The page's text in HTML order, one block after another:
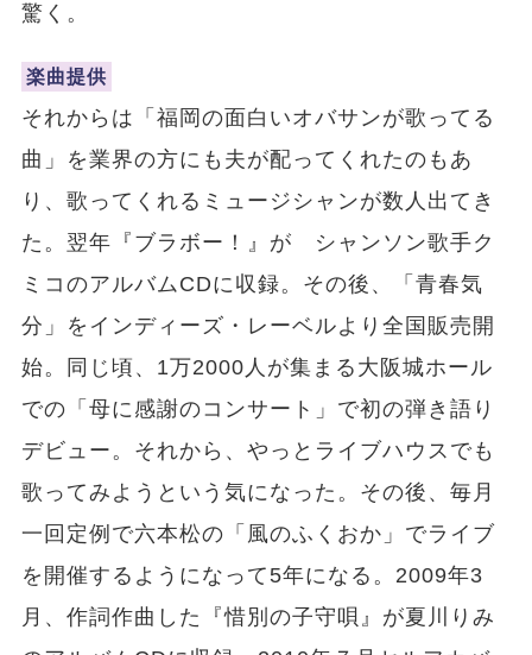
驚く。
楽曲提供
それからは「福岡の面白いオバサンが歌ってる
曲」を業界の方にも夫が配ってくれたのもあ
り、歌ってくれるミュージシャンが数人出てき
た。翌年『ブラボー！』が シャンソン歌手ク
ミコのアルバムCDに収録。その後、「青春気
分」をインディーズ・レーベルより全国販売開
始。同じ頃、1万2000人が集まる大阪城ホール
での「母に感謝のコンサート」で初の弾き語り
デビュー。それから、やっとライブハウスでも
歌ってみようという気になった。その後、毎月
一回定例で六本松の「風のふくおか」でライブ
を開催するようになって5年になる。2009年3
月、作詞作曲した『惜別の子守唄』が夏川りみ